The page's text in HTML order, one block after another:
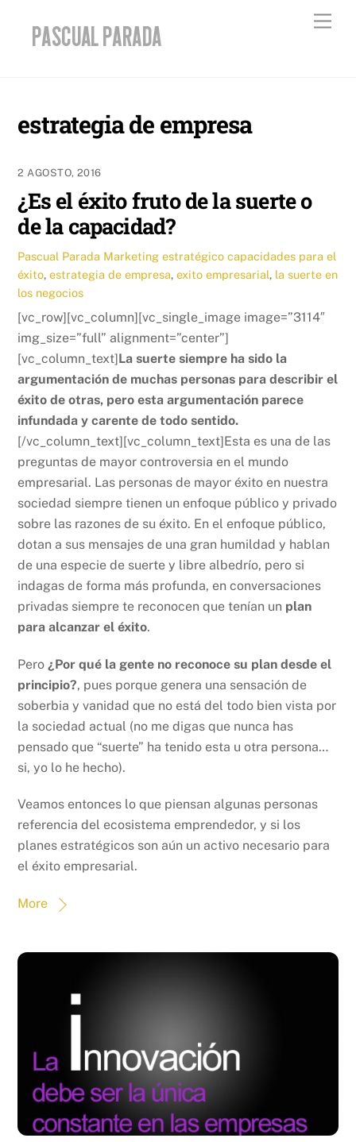
content
estrategia de empresa
2 AGOSTO, 2016
¿Es el éxito fruto de la suerte o
de la capacidad?
Pascual Parada Marketing estratégico capacidades para el
éxito,estrategia de empresa,exito empresarial, la suerte en
los negocios
[vc_row][vc_column][vc_single_image image=”3114″
img_size=”full” alignment=”center”]
[vc_column_text]La suerte siempre ha sido la
argumentación de muchas personas para describir el
éxito de otras, pero esta argumentación parece
infundada y carente de todo sentido.
[/vc_column_text][vc_column_text]Esta es una de las
preguntas de mayor controversia en el mundo
empresarial. Las personas de mayor éxito en nuestra
sociedad siempre tienen un enfoque público y privado
sobre las razones de su éxito. En el enfoque público,
dotan a sus mensajes de una gran humildad y hablan
de una especie de suerte y libre albedrío, pero si
indagas de forma más profunda, en conversaciones
privadas siempre te reconocen que tenían un plan
para alcanzar el éxito.
Pero ¿Por qué la gente no reconoce su plan desde el
principio?, pues porque genera una sensación de
soberbia y vanidad que no está del todo bien vista por
la sociedad actual (no me digas que nunca has
pensado que “suerte” ha tenido esta u otra persona…
si, yo lo he hecho).
Veamos entonces lo que piensan algunas personas
referencia del ecosistema emprendedor, y si los
planes estratégicos son aún un activo necesario para
el éxito empresarial.
More